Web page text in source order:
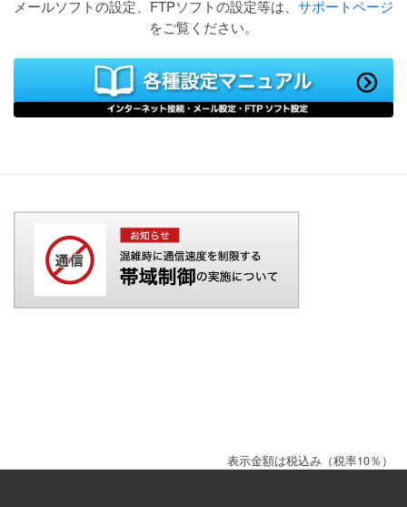
メールソフトの設定、FTPソフトの設定等は、 サポートページ
をご覧ください。
表示金額は税込み（税率10％）